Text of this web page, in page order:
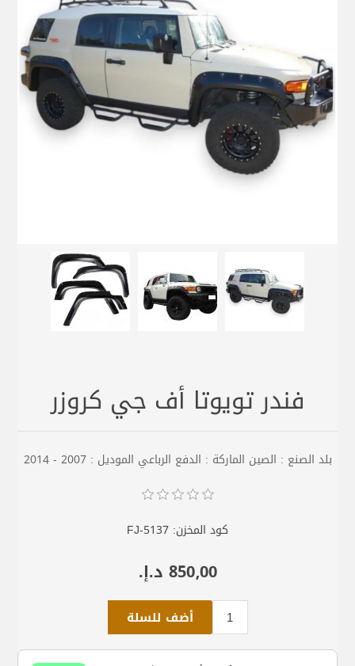
فندر تويوتا أف جي كروزر
بلد الصنع : الصين الماركة : الدفع الرباعي الموديل : 2007 - 2014
كود المخزن: FJ-5137
850٫00 د.إ.‏
أضف للسلة